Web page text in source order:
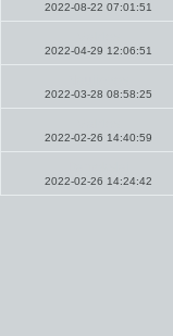
2022-08-22 07:01:51
2022-04-29 12:06:51
2022-03-28 08:58:25
2022-02-26 14:40:59
2022-02-26 14:24:42